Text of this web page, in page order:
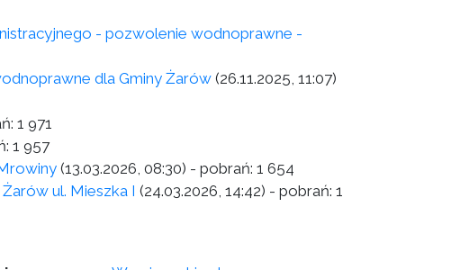
- pozwolenie wodnoprawne -
dla Gminy Żarów (26.11.2025, 11:07)
1 971
1 957
(13.03.2026, 08:30) - pobrań: 1 654
ul. Mieszka I (24.03.2026, 14:42) - pobrań: 1